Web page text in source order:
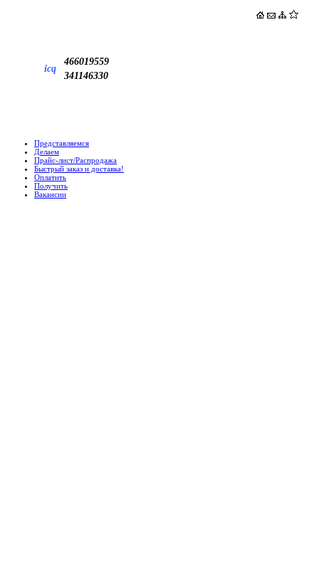
icq
466019559
341146330
Представляемся
Делаем
Прайс-лист/Распродажа
Быстрый заказ и доставка!
Оплатить
Получить
Вакансии